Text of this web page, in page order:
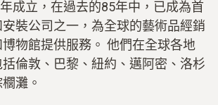
成立，在過去的85年中，已成為首
裝公司之一，為全球的藝術品經銷
物館提供服務。 他們在全球各地
倫敦、巴黎、紐約、邁阿密、洛杉
灘。